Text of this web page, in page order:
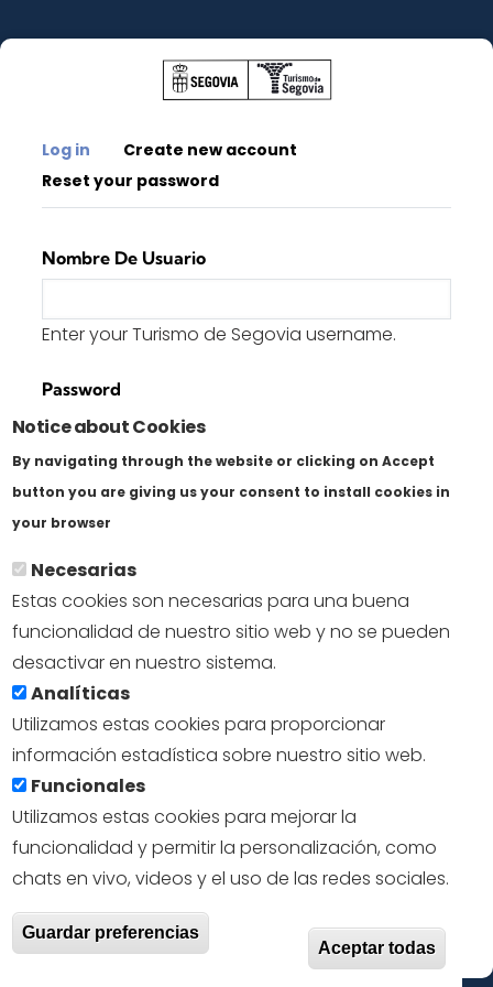
Notice about Cookies
By navigating through the website or clicking on Accept
button you are giving us your consent to install cookies in
your browser
Necesarias
Estas cookies son necesarias para una buena
funcionalidad de nuestro sitio web y no se pueden
desactivar en nuestro sistema.
Analíticas
Utilizamos estas cookies para proporcionar
información estadística sobre nuestro sitio web.
Funcionales
Utilizamos estas cookies para mejorar la
funcionalidad y permitir la personalización, como
chats en vivo, videos y el uso de las redes sociales.
Guardar preferencias
Aceptar todas
Primary tabs
Log in (active tab)
Create new account
Reset your password
Nombre De Usuario
Enter your Turismo de Segovia username.
Password
Enter the password that accompanies your
username.
Math Question
7 + 2 =
result. E.g. for 1+3, enter 4.
Esta pregunta es para comprobar si usted es
un visitante humano y prevenir envíos de spam
automatizado.